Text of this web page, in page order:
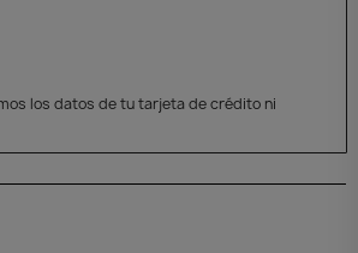
los datos de tu tarjeta de crédito ni